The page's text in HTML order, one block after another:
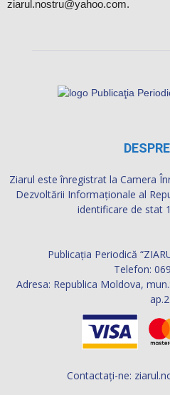
ziarul.nostru@yahoo.com.
Ziarul este înregistrat la Camera
Dezvoltării Informaţionale al
identificare de stat
Publicația Periodică
Telefon:
Adresa: Republica Moldova,
ap.2
Contactați-ne: